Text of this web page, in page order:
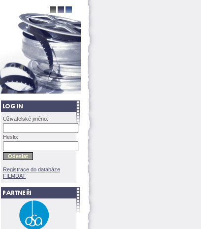
Uživatelské jméno:
Heslo:
Registrace do databáze
FILMDAT